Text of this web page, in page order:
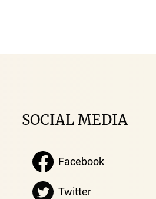
SOCIAL MEDIA
Facebook
Twitter